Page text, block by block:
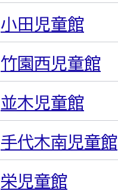
小田児童館
竹園西児童館
並木児童館
手代木南児童館
栄児童館